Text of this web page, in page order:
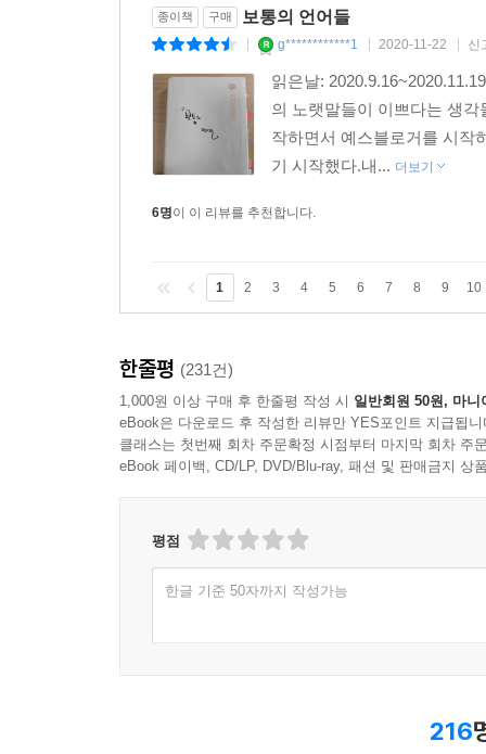
종이책 구매 보통의 언어들
g************1 2020-11-22 신
읽은날:
의 노랫말들이 이쁘다는 생
작하면서 예스블로거를 시작
기 시작했다.내... 더보기
6명이 이 리뷰를 추천합니다.
1 2 3 4 5 6 7 8 9 10
한줄평 (231건)
1,000원 이상 구매 후 한줄평 작성 시 일반회원 50원, 마니
eBook은 다운로드 후 작성한 리뷰만 YES포인트 지급됩니
클래스는 첫번째 회차 주문확정 시점부터 마지막 회차 주
eBook 페이백, CD/LP, DVD/Blu-ray, 패션 및 판매금지 상
평점
한글 기준 50자까지 작성가능
216